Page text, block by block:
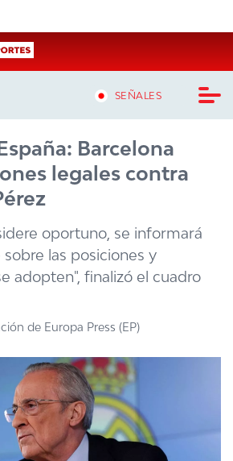
SEÑALES
CHILEBarcelona
legales contra
oportuno, se informará
las posiciones y
adopten", finalizó el cuadro
de Europa Press (EP)